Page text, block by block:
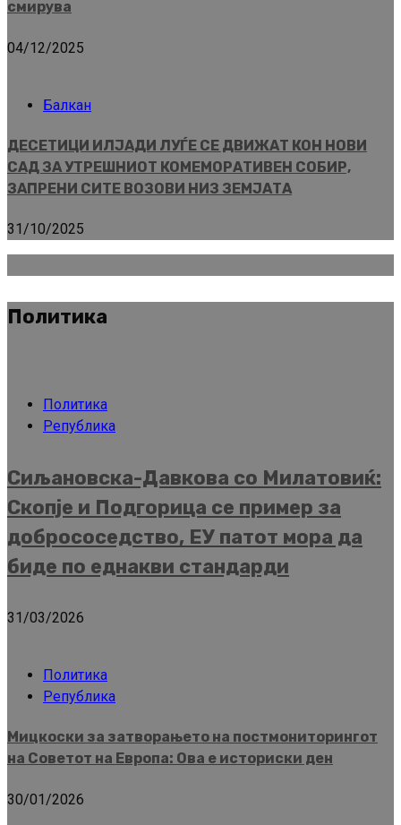
смирува
04/12/2025
Балкан
ДЕСЕТИЦИ ИЛЈАДИ ЛУЃЕ СЕ ДВИЖАТ КОН НОВИ
САД ЗА УТРЕШНИОТ КОМЕМОРАТИВЕН СОБИР,
ЗАПРЕНИ СИТЕ ВОЗОВИ НИЗ ЗЕМЈАТА
31/10/2025
Политика
Политика
Република
Сиљановска-Давкова со Милатовиќ:
Скопје и Подгорица се пример за
добрососедство, ЕУ патот мора да
биде по еднакви стандарди
31/03/2026
Политика
Република
Мицкоски за затворањето на постмониторингот
на Советот на Европа: Ова е историски ден
30/01/2026